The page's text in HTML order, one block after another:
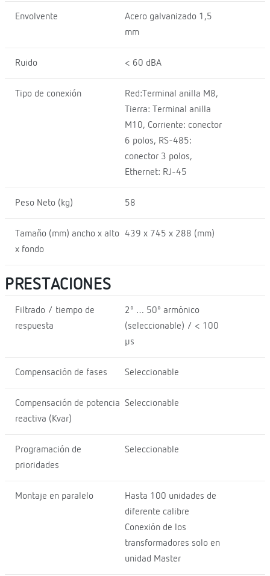
Envolvente
Acero galvanizado 1,5
mm
Ruido < 60 dBA
Tipo de conexión
Red:Terminal anilla M8,
Tierra: Terminal anilla
M10, Corriente: conector
6 polos, RS-485:
conector 3 polos,
Ethernet: RJ-45
Peso Neto (kg) 58
Tamaño (mm) ancho x alto
x fondo
439 x 745 x 288 (mm)
PRESTACIONES
Filtrado / tiempo de
respuesta
2º … 50º armónico
(seleccionable) / < 100
µs
Compensación de fases Seleccionable
Compensación de potencia
reactiva (Kvar)
Seleccionable
Programación de
prioridades
Seleccionable
Montaje en paralelo
Hasta 100 unidades de
diferente calibre
Conexión de los
transformadores solo en
unidad Master